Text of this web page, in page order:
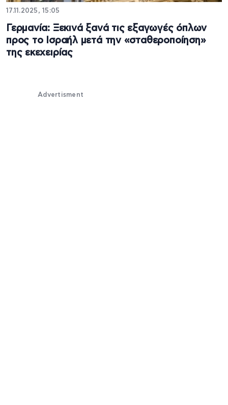
17.11.2025, 15:05
Γερμανία: Ξεκινά ξανά τις εξαγωγές όπλων
προς το Ισραήλ μετά την «σταθεροποίηση»
της εκεχειρίας
Advertisment